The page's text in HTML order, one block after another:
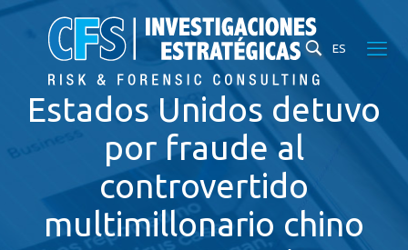
ES
Estados Unidos detuvo
por fraude al
controvertido
multimillonario chino